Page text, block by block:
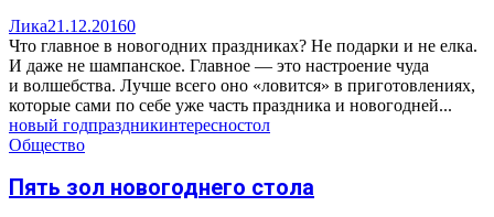
Лика21.12.20160
Что главное в новогодних праздниках? Не подарки и не елка.
И даже не шампанское. Главное — это настроение чуда
и волшебства. Лучше всего оно «ловится» в приготовлениях,
которые сами по себе уже часть праздника и новогодней...
новый годпраздникинтересностол
Общество
Пять зол новогоднего стола